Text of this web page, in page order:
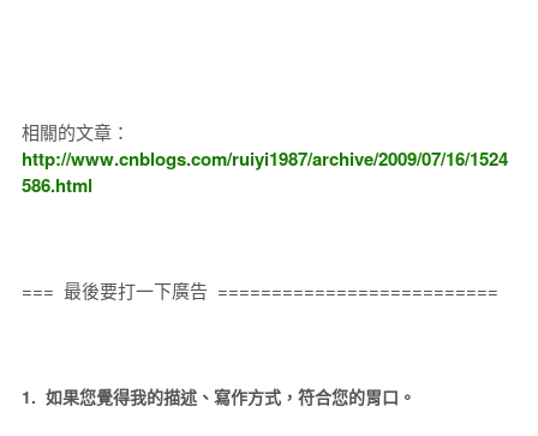
相關的文章：
http://www.cnblogs.com/ruiyi1987/archive/2009/07/16/1524
586.html
=== 最後要打一下廣告 ==========================
1. 如果您覺得我的描述、寫作方式，符合您的胃口。